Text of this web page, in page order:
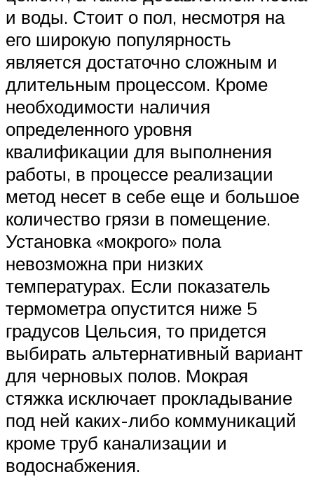
и воды. Стоит о пол, несмотря на
его широкую популярность
является достаточно сложным и
длительным процессом. Кроме
необходимости наличия
определенного уровня
квалификации для выполнения
работы, в процессе реализации
метод несет в себе еще и большое
количество грязи в помещение.
Установка «мокрого» пола
невозможна при низких
температурах. Если показатель
термометра опустится ниже 5
градусов Цельсия, то придется
выбирать альтернативный вариант
для черновых полов. Мокрая
стяжка исключает прокладывание
под ней каких-либо коммуникаций
кроме труб канализации и
водоснабжения.